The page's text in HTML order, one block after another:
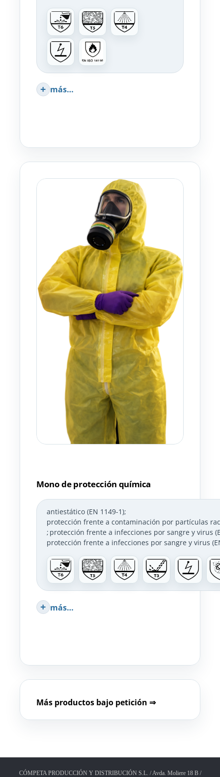
más…
Mono de protección química
antiestático (EN 1149-1);
protección frente a contaminación por partículas
; protección frente a infecciones por sangre y virus
protección frente a infecciones por sangre y virus
más…
Más productos bajo petición ⇒
CÓMPETA PRODUCCIÓN Y DISTRIBUCIÓN S.L. / Avda. Moliere 18 B /